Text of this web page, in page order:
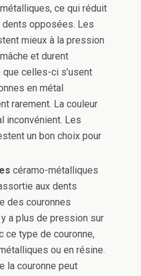
ce qui réduit
dents opposées. Les
mieux à la pression
et durent
celles-ci s’usent
en métal
rarement. La couleur
inconvénient. Les
un bon choix pour
céramo-métalliques
aux dents
des couronnes
a plus de pression sur
ce type de couronne,
ou en résine.
la couronne peut